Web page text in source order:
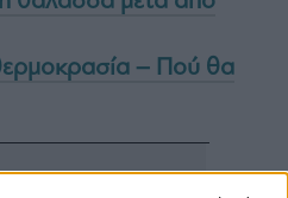
– Πού θα